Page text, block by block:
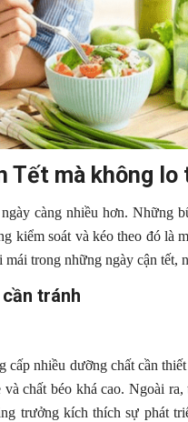
Tết mà không lo
càng nhiều hơn. Những
kiểm soát và kéo theo đó là
trong những ngày cận tết,
tránh
cấp nhiều dưỡng chất cần
chất béo khá cao. Ngoài
trưởng kích thích sự phát